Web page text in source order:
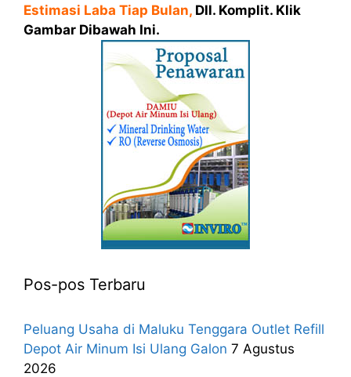
Estimasi Laba Tiap Bulan, Dll. Komplit. Klik
Gambar Dibawah Ini.
Pos-pos Terbaru
Peluang Usaha di Maluku Tenggara Outlet Refill
Depot Air Minum Isi Ulang Galon 7 Agustus
2026